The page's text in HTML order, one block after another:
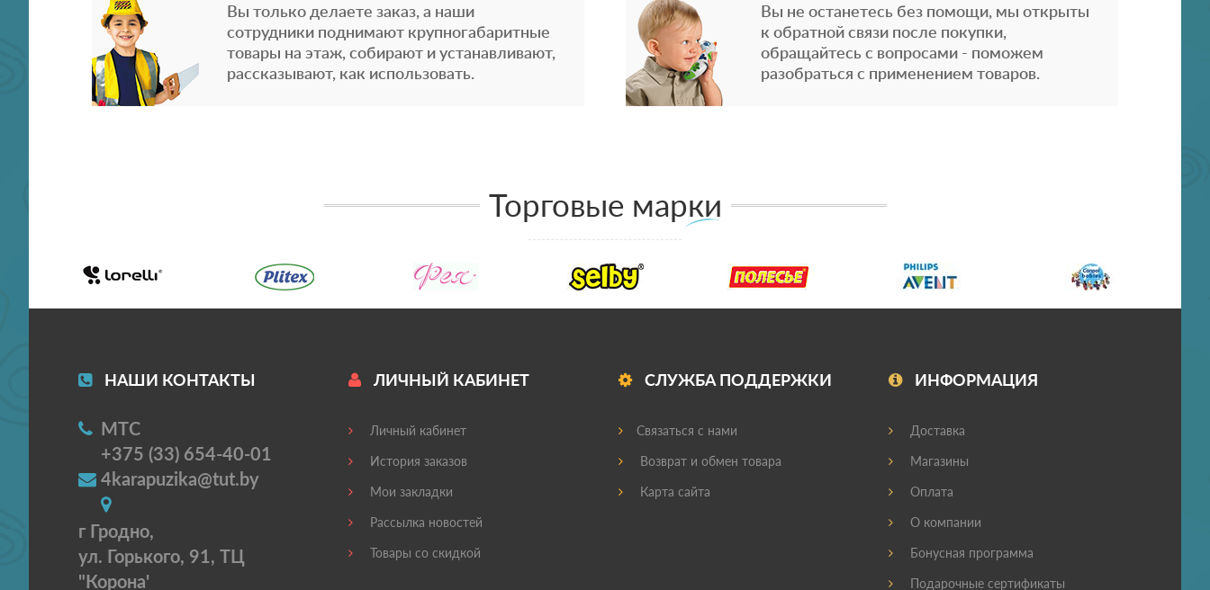
Вы только делаете заказ, а наши
сотрудники поднимают крупногабаритные
товары на этаж, собирают и устанавливают,
рассказывают, как использовать.
Вы не останетесь без помощи, мы открыты
к обратной связи после покупки,
обращайтесь с вопросами - поможем
разобраться с применением товаров.
Торговые марки
НАШИ КОНТАКТЫ
МТС
+375 (33) 654-40-01
4karapuzika@tut.by
г Гродно,
ул. Горького, 91, ТЦ
"Корона'
ЛИЧНЫЙ КАБИНЕТ
Личный кабинет
История заказов
Мои закладки
Рассылка новостей
Товары со скидкой
СЛУЖБА ПОДДЕРЖКИ
Связаться с нами
Возврат и обмен товара
Карта сайта
ИНФОРМАЦИЯ
Доставка
Магазины
Оплата
О компании
Бонусная программа
Подарочные сертификаты